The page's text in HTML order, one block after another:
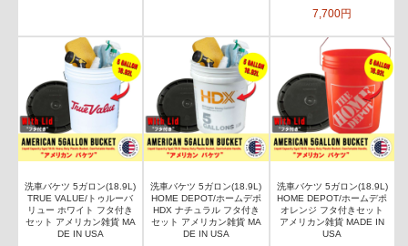
7,700円
洗車バケツ 5ガロン(18.9L)
TRUE VALUE/トゥルーバ
リュー ホワイト フタ付き
セット アメリカン雑貨 MA
DE IN USA
洗車バケツ 5ガロン(18.9L)
HOME DEPOT/ホームデポ
HDX ナチュラル フタ付き
セット アメリカン雑貨 MA
DE IN USA
洗車バケツ 5ガロン(18.9L)
HOME DEPOT/ホームデポ
オレンジ フタ付きセット
アメリカン雑貨 MADE IN
USA